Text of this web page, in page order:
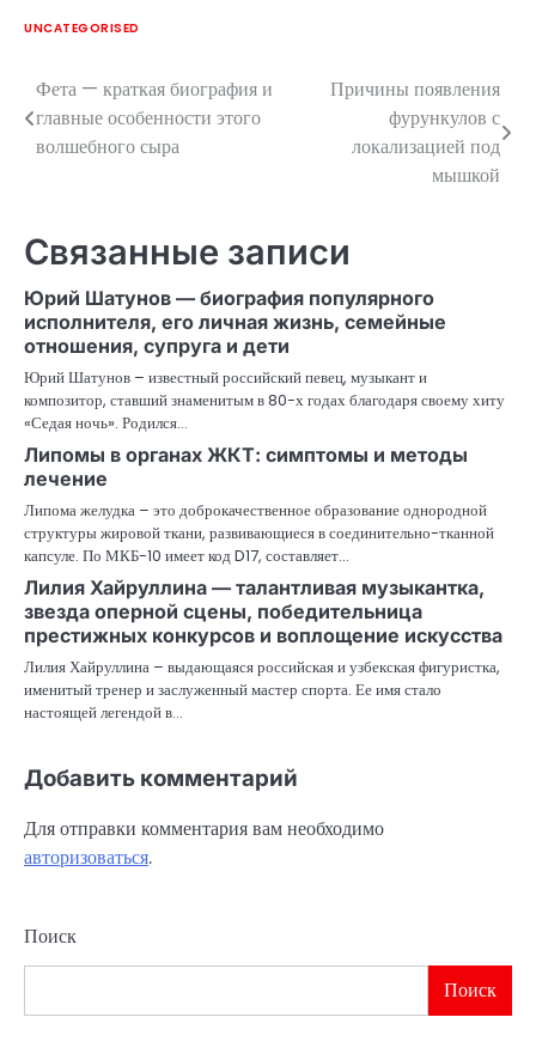
UNCATEGORISED
Навигация
по
Фета — краткая биография и
главные особенности этого
волшебного сыра
Причины появления
фурункулов с
локализацией под
мышкой
Связанные записи
Юрий Шатунов — биография популярного
исполнителя, его личная жизнь, семейные
отношения, супруга и дети
Юрий Шатунов – известный российский певец, музыкант и
композитор, ставший знаменитым в 80-х годах благодаря своему хиту
«Седая ночь». Родился…
Липомы в органах ЖКТ: симптомы и методы
лечение
Липома желудка – это доброкачественное образование однородной
структуры жировой ткани, развивающиеся в соединительно-тканной
капсуле. По МКБ-10 имеет код D17, составляет…
Лилия Хайруллина — талантливая музыкантка,
звезда оперной сцены, победительница
престижных конкурсов и воплощение искусства
Лилия Хайруллина – выдающаяся российская и узбекская фигуристка,
именитый тренер и заслуженный мастер спорта. Ее имя стало
настоящей легендой в…
Добавить комментарий
Для отправки комментария вам необходимо
авторизоваться.
Поиск
Поиск